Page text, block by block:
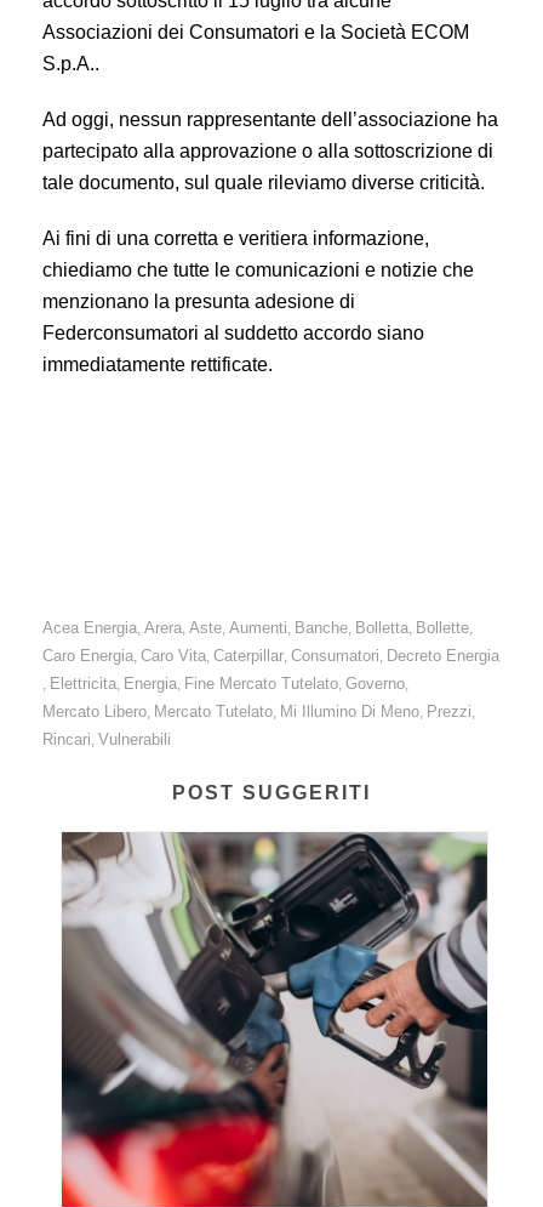
Associazioni dei Consumatori e la Società ECOM
S.p.A..
Ad oggi, nessun rappresentante dell’associazione ha
partecipato alla approvazione o alla sottoscrizione di
tale documento, sul quale rileviamo diverse criticità.
Ai fini di una corretta e veritiera informazione,
chiediamo che tutte le comunicazioni e notizie che
menzionano la presunta adesione di
Federconsumatori al suddetto accordo siano
immediatamente rettificate.
Acea Energia, Arera, Aste, Aumenti, Banche, Bolletta, Bollette,
Caro Energia, Caro Vita, Caterpillar, Consumatori, Decreto Energia
, Elettricita, Energia, Fine Mercato Tutelato, Governo,
Mercato Libero, Mercato Tutelato, Mi Illumino Di Meno, Prezzi,
Rincari, Vulnerabili
POST SUGGERITI